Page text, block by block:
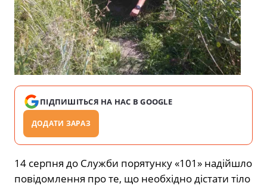
ПІДПИШІТЬСЯ НА НАС В GOOGLE
ДОДАТИ ЗАРАЗ
14 серпня до Служби порятунку «101» надійшло
повідомлення про те, що необхідно дістати тіло